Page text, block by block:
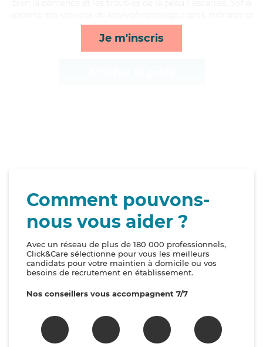
Je m'inscris
activités*
Comment pouvons-
nous vous aider ?
Avec un réseau de plus de 180 000 professionnels,
Click&Care sélectionne pour vous les meilleurs
candidats pour votre maintien à domicile ou vos
besoins de recrutement en établissement.
Nos conseillers vous accompagnent 7/7